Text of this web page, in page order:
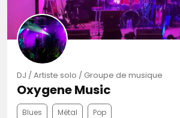
DJ / Artiste solo / Groupe de musique
Oxygene Music
Blues Métal Pop